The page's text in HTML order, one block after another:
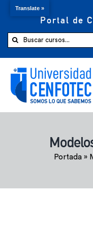
Portal de
Buscar:
Comprar ahora
Portada »
Translate »